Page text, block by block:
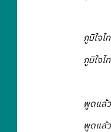
ภูมิใจไ
ภูมิใจ
พูดแล้
พูดแล้